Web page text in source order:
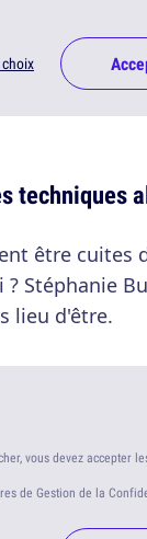
choix
techniques
être cuites
Stéphanie
lieu d'être.
vous devez accepter
de Gestion de la